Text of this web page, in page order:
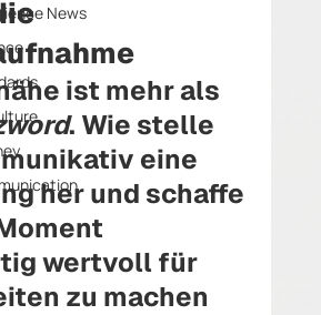
News
ist mehr als
. Wie stelle
eine
her und schaffe
wertvoll für
zu machen